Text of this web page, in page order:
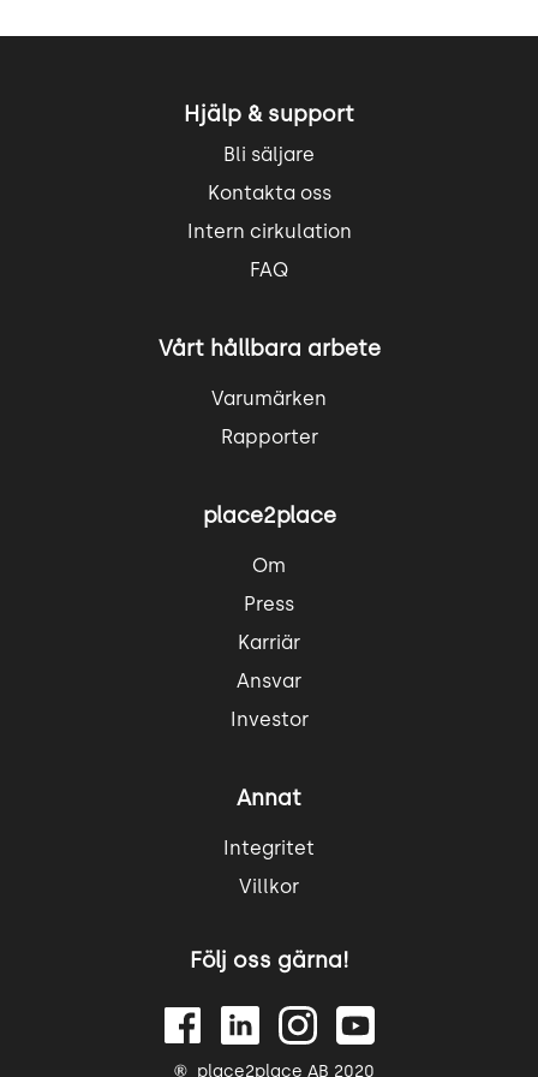
Hjälp & support
Bli säljare
Kontakta oss
Intern cirkulation
FAQ
Vårt hållbara arbete
Varumärken
Rapporter
place2place
Om
Press
Karriär
Ansvar
Investor
Annat
Integritet
Villkor
Följ oss gärna!
place2place AB 2020